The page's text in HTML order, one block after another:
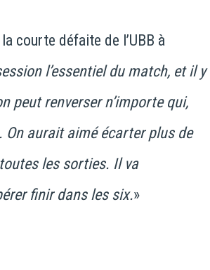
courte défaite de l’UBB à
l’essentiel du match, et il y
peut renverser n’importe qui,
aurait aimé écarter plus de
les sorties. Il va
finir dans les six.»